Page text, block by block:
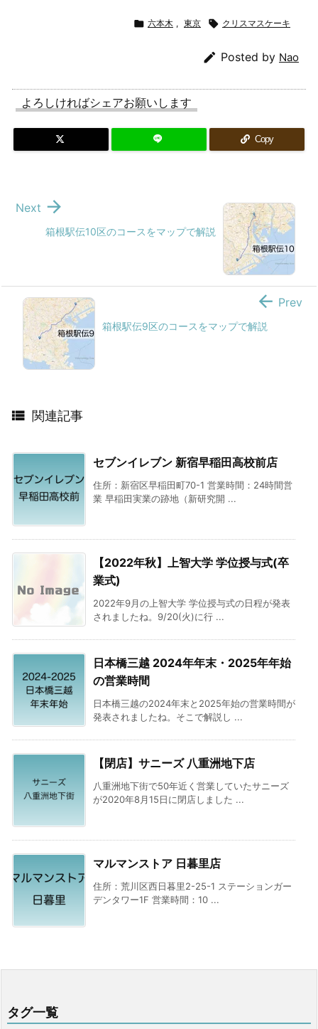
 六本木 , 東京  クリスマスケーキ
 Posted by Nao
よろしければシェアお願いします
Copy
箱根駅伝10区のコースをマップで解説

Next
箱根駅伝9区のコースをマップで解説
 Prev
 関連記事
セブンイレブン 新宿早稲田高校前店
住所：新宿区早稲田町70-1 営業時間：24時間営
業 早稲田実業の跡地（新研究開 ...
【2022年秋】上智大学 学位授与式(卒
業式)
2022年9月の上智大学 学位授与式の日程が発表
されましたね。9/20(火)に行 ...
日本橋三越 2024年年末・2025年年始
の営業時間
日本橋三越の2024年末と2025年始の営業時間が
発表されましたね。そこで解説し ...
【閉店】サニーズ 八重洲地下店
八重洲地下街で50年近く営業していたサニーズ
が2020年8月15日に閉店しました ...
マルマンストア 日暮里店
住所：荒川区西日暮里2-25-1 ステーションガー
デンタワー1F 営業時間：10 ...
タグ一覧